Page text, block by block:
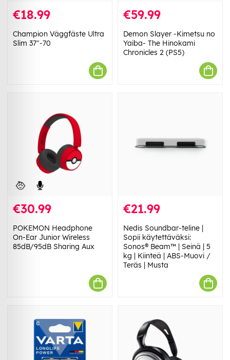
€18.99
Champion Väggfäste Ultra
Slim 37"-70
€59.99
Demon Slayer -Kimetsu no
Yaiba- The Hinokami
Chronicles 2 (PS5)
€30.99
POKEMON Headphone
On-Ear Junior Wireless
85dB/95dB Sharing Aux
€21.99
Nedis Soundbar-teline |
Sopii käytettäväksi:
Sonos® Beam™ | Seinä | 5
kg | Kiinteä | ABS-Muovi /
Teräs | Musta